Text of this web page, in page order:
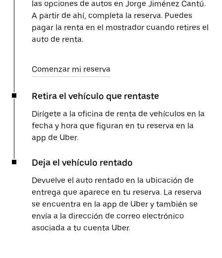
las opciones de autos en Jorge Jiménez Cantú.
A partir de ahí, completa la reserva. Puedes
pagar la renta en el mostrador cuando retires el
auto de renta.
Comenzar mi reserva
Retira el vehículo que rentaste
Dirígete a la oficina de renta de vehículos en la
fecha y hora que figuran en tu reserva en la
app de Uber.
Deja el vehículo rentado
Devuelve el auto rentado en la ubicación de
entrega que aparece en tu reserva. La reserva
se encuentra en la app de Uber y también se
envía a la dirección de correo electrónico
asociada a tu cuenta Uber.